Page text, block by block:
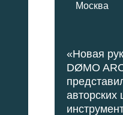
Москва
«Новая
DØMO